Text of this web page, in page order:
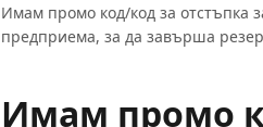
Имам промо код/код за отстъпка
предприема, за да завърша
Имам промо